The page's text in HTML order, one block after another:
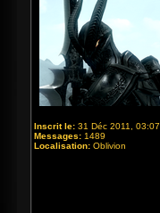
Inscrit le: 31 Déc 2011, 03:07
Messages: 1489
Localisation: Oblivion